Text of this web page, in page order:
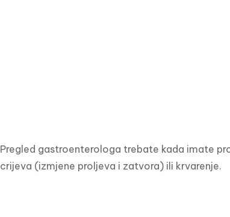
Pregled gastroenterologa trebate kada imate
crijeva (izmjene proljeva i zatvora) ili krvarenje.